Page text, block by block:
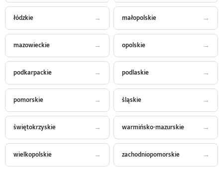
łódzkie → małopolskie →
mazowieckie → opolskie →
podkarpackie → podlaskie →
pomorskie → śląskie →
świętokrzyskie → warmińsko-mazurskie →
wielkopolskie → zachodniopomorskie →